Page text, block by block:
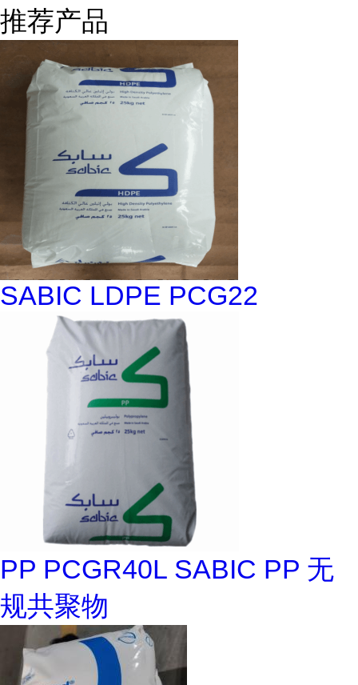
推荐产品
SABIC LDPE PCG22
PP PCGR40L SABIC PP 无
规共聚物